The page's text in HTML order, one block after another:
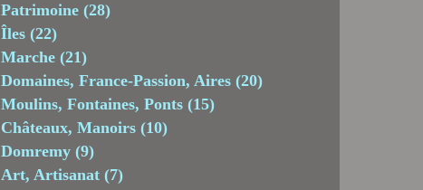
Patrimoine (28)
Îles (22)
Marche (21)
Domaines, France-Passion, Aires (20)
Moulins, Fontaines, Ponts (15)
Châteaux, Manoirs (10)
Domremy (9)
Art, Artisanat (7)